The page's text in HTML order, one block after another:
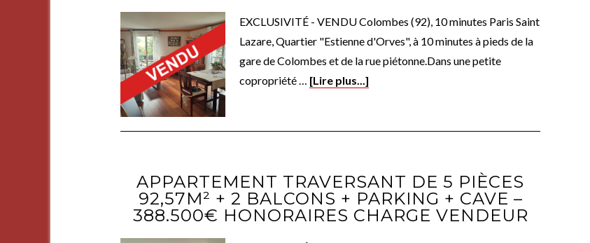
EXCLUSIVITÉ - VENDU Colombes (92), 10 minutes Paris Saint
Lazare, Quartier "Estienne d'Orves", à 10 minutes à pieds de la
gare de Colombes et de la rue piétonne.Dans une petite
copropriété … [Lire plus...]
APPARTEMENT TRAVERSANT DE 5 PIÈCES
92,57M² + 2 BALCONS + PARKING + CAVE –
388.500€ HONORAIRES CHARGE VENDEUR